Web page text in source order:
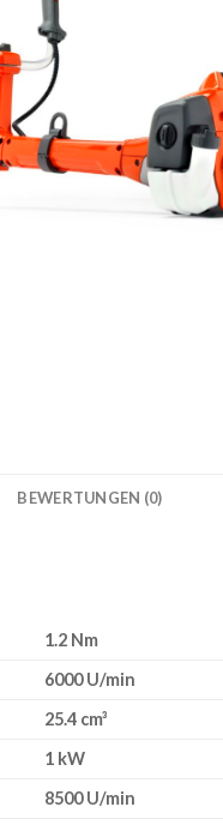
BEWERTUNGEN (0)
1.2 Nm
6000 U/min
25.4 cm³
1 kW
8500 U/min